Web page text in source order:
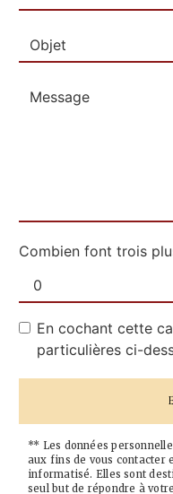
Combien font trois
En cochant cette
particulières ci-
** Les données
aux fins de vous contacter
informatisé. Elles sont
seul but de répondre à